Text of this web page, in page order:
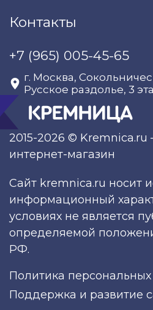
2015-2026 ©
интернет-магазин
Контакты
+7 (965) 005-45-65
г. Москва,
Русское раздолье, 3
Сайт kremnica.ru носит
информационный
условиях не является
определяемой
РФ.
Политика
Поддержка и развитие